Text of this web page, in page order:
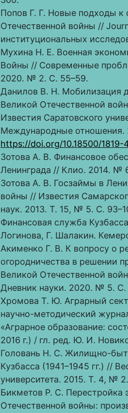
Попов Г. Г. Новые подходы
Отечественной войны //
институциональных
Мухина Н. Е. Военная
Войны // Современные
2020. № 2. С. 55–59.
Данилов В. Н. Мобилизация
Великой Отечественной
Известия Саратовского
Международные отношения.
https://doi.org/10.18500/
Зотова А. В. Финансовое
Ленинграда // Клио. 2014. №
Зотова А. В. Госзаймы в
войны // Известия
наук. 2013. Т. 15, № 5. С.
Финансовая служба
Логинова, Г. Шалакин.
Акименко Г. В. К вопросу о
огородничества в решении
Великой Отечественной
Дневник науки. 2020. № 5. С.
Хромова Т. Ю. Аграрный
научно-методический
«Аграрное образование:
2016 г.) / гл. ред. Ю. И.
Головань Н. С. Жилищно-
Кузбасса (1941–1945 гг.) //
университета. 2015. Т. 4, №
Бикметов Р. С. Перестройка
Отечественной войны: